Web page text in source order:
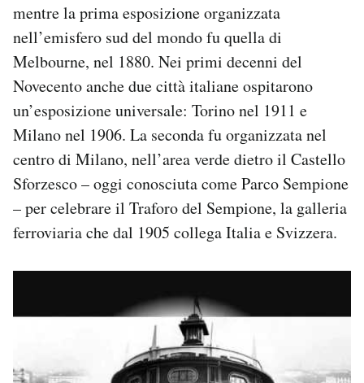
mentre la prima esposizione organizzata
nell’emisfero sud del mondo fu quella di
Melbourne, nel 1880. Nei primi decenni del
Novecento anche due città italiane ospitarono
un’esposizione universale: Torino nel 1911 e
Milano nel 1906. La seconda fu organizzata nel
centro di Milano, nell’area verde dietro il Castello
Sforzesco – oggi conosciuta come Parco Sempione
– per celebrare il Traforo del Sempione, la galleria
ferroviaria che dal 1905 collega Italia e Svizzera.